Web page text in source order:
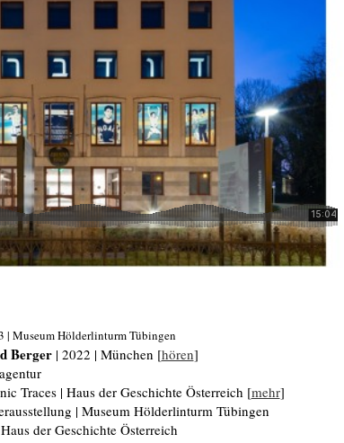
| Museum Hölderlinturm Tübingen
Berger| 2022 | München [hören]
Traces | Haus der Geschichte Österreich [mehr]
| Museum Hölderlinturm Tübingen
der Geschichte Österreich